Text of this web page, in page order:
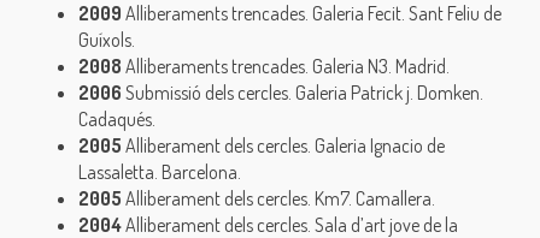
2009 Alliberaments trencades. Galeria Fecit. Sant Feliu de
Guíxols.
2008 Alliberaments trencades. Galeria N3. Madrid.
2006 Submissió dels cercles. Galeria Patrick j. Domken.
Cadaqués.
2005 Alliberament dels cercles. Galeria Ignacio de
Lassaletta. Barcelona.
2005 Alliberament dels cercles. Km7. Camallera.
2004Alliberament dels cercles. Sala d’art jove de la